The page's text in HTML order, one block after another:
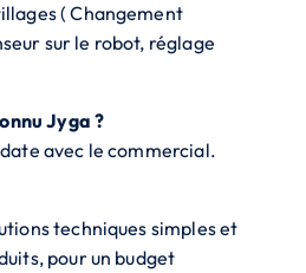
( Changement
sur le robot, réglage
Jyga ?
avec le commercial.
techniques simples et
pour un budget